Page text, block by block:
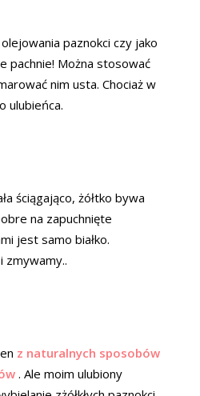
paznokci czy jako
pachnie! Można stosować
nim usta. Chociaż w
ulubieńca.
ściągająco, żółtko bywa
na zapuchnięte
jest samo białko.
zmywamy..
z naturalnych sposobów
. Ale moim ulubiony